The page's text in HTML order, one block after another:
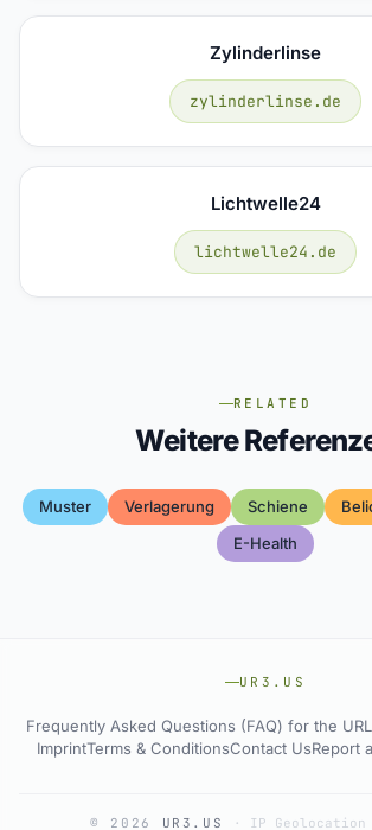
Zylinderlinse
zylinderlinse.de
Lichtwelle24
lichtwelle24.de
RELATED
Weitere
Muster Verlagerung Schiene
E-Health
UR3.US
Frequently Asked Questions (FAQ) for the
ImprintTerms & ConditionsContact UsReport
© 2026 UR3.US · IP Geolocation